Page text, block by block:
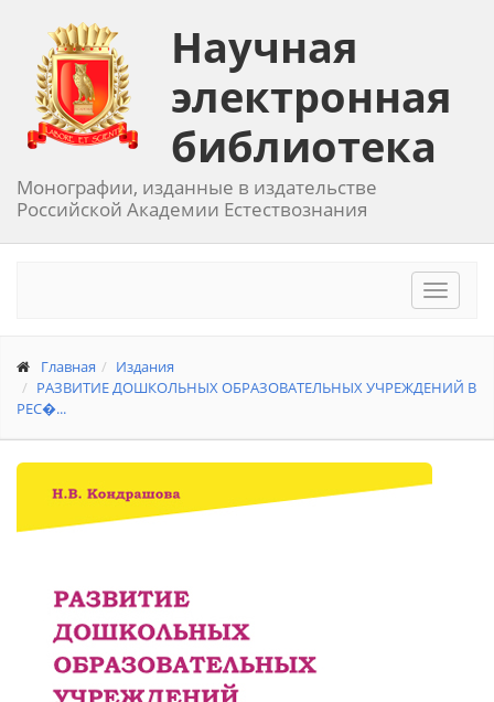
Научная
электронная
библиотека
Монографии, изданные в издательстве
Российской Академии Естествознания
Toggle
Главная
Издания
РАЗВИТИЕ ДОШКОЛЬНЫХ ОБРАЗОВАТЕЛЬНЫХ УЧРЕЖДЕНИЙ В
РЕС�...